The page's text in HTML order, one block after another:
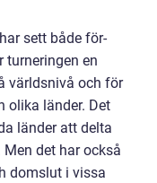
sett både för-
turneringen en
världsnivå och för
olika länder. Det
länder att delta
det har också
domslut i vissa